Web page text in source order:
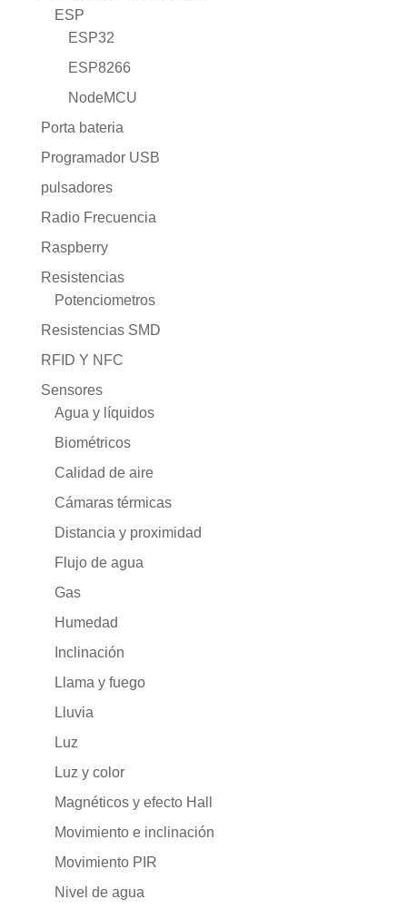
ESP
ESP32
ESP8266
NodeMCU
Porta bateria
Programador USB
pulsadores
Radio Frecuencia
Raspberry
Resistencias
Potenciometros
Resistencias SMD
RFID Y NFC
Sensores
Agua y líquidos
Biométricos
Calidad de aire
Cámaras térmicas
Distancia y proximidad
Flujo de agua
Gas
Humedad
Inclinación
Llama y fuego
Lluvia
Luz
Luz y color
Magnéticos y efecto Hall
Movimiento e inclinación
Movimiento PIR
Nivel de agua